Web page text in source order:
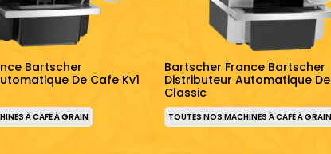
Bartscher
De Cafe Kv1
À CAFÉ À GRAIN
Bartscher France Bartscher
Distributeur Automatique De
Classic
TOUTES NOS MACHINES À CAFÉ À GRAIN